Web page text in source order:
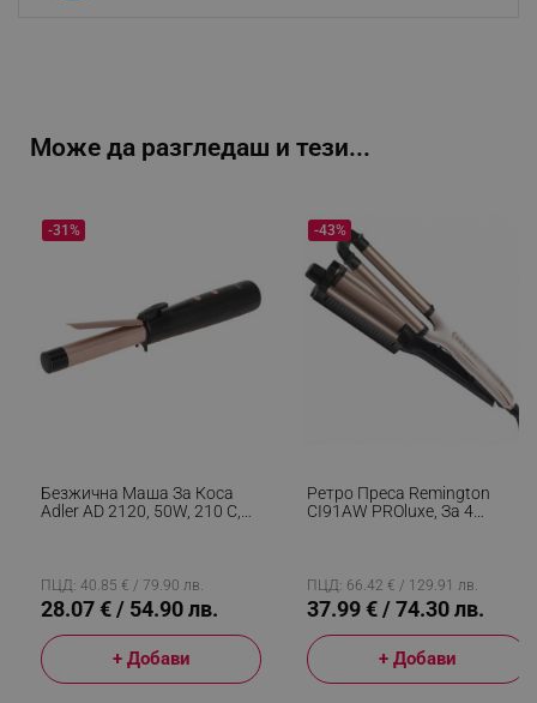
Може да разгледаш и тези...
Безжична Маша За Коса
Adler AD 2120, 50W, 210 C,
-31%
ПЦД: 40.85 € / 79.90 лв.
28.07 € / 54.90 лв.
+ Добави
Ретро Преса Remington
CI91AW PROluxe, За 4
-43%
ПЦД: 66.42 € / 129.91 лв.
37.99 € / 74.30 лв.
+ Добави